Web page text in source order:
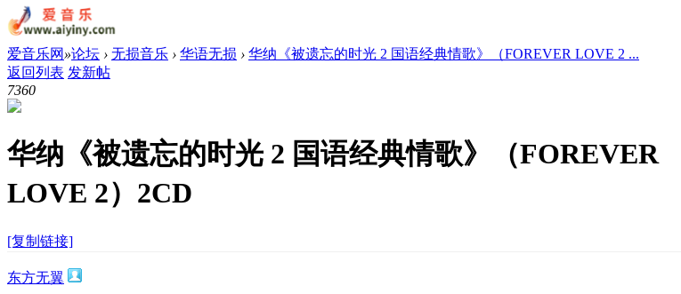
爱音乐网 »论坛 › 无损音乐 › 华语无损 › 华纳《被遗忘的时光 2 国语经典情歌》（FOREVER LOVE 2 ...
返回列表 发新帖
7360
华纳《被遗忘的时光 2 国语经典情歌》（FOREVER
LOVE 2）2CD
[复制链接]
东方无翼